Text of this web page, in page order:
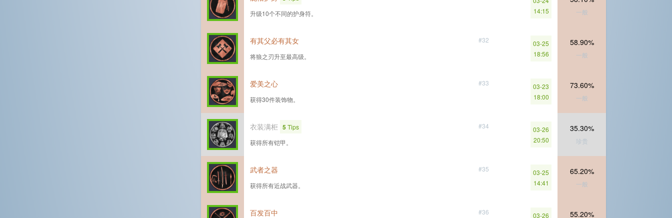
升级10个不同的护身符。
14:15
一般
#32
有其父必有其女
将狼之刃升至最高级。
03-25
18:56
58.90%
一般
#33
爱美之心
获得30件装饰物。
03-23
18:00
73.60%
一般
#34
衣装满柜 5Tips
获得所有铠甲。
03-26
20:50
35.30%
珍贵
#35
武者之器
获得所有近战武器。
03-25
14:41
65.20%
一般
#36
百发百中 03-26 55.20%